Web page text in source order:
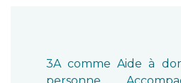
3A comme Aide à